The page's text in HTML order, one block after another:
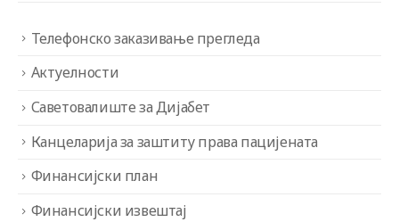
Телефонско заказивање прегледа
Актуелности
Саветовалиште за Дијабет
Канцеларија за заштиту права пацијената
Финансијски план
Финансијски извештај